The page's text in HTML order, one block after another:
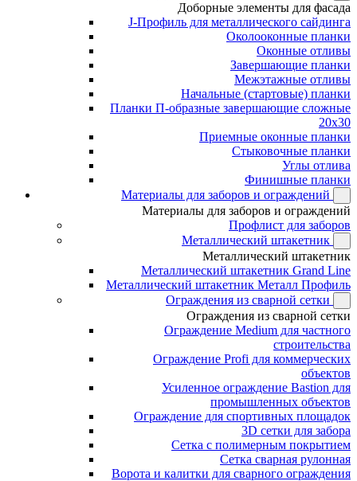
Доборные элементы для фасада
J-Профиль для металлического сайдинга
Околооконные планки
Оконные отливы
Завершающие планки
Межэтажные отливы
Начальные (стартовые) планки
Планки П-образные завершающие сложные
20x30
Приемные оконные планки
Стыковочные планки
Углы отлива
Финишные планки
Материалы для заборов и ограждений
Материалы для заборов и ограждений
Профлист для заборов
Металлический штакетник
Металлический штакетник
Металлический штакетник Grand Line
Металлический штакетник Металл Профиль
Ограждения из сварной сетки
Ограждения из сварной сетки
Ограждение Medium для частного
строительства
Ограждение Profi для коммерческих
объектов
Усиленное ограждение Bastion для
промышленных объектов
Ограждение для спортивных площадок
3D сетки для забора
Сетка с полимерным покрытием
Сетка сварная рулонная
Ворота и калитки для сварного ограждения